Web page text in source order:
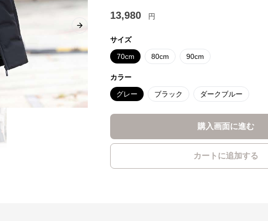
Next slide
13,980 円
サイズ
70cm 80cm 90cm
カラー
グレー ブラック ダークブルー
購入画面に進む
カートに追加する